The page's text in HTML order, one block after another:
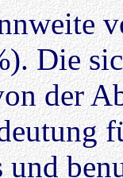
Die
der
und